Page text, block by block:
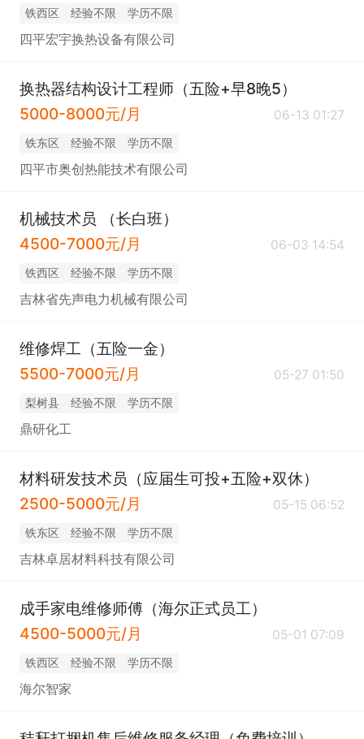
铁西区 经验不限 学历不限
四平宏宇换热设备有限公司
换热器结构设计工程师（五险+早8晚5）
5000-8000元/月
06-13 01:27
铁东区 经验不限 学历不限
四平市奥创热能技术有限公司
机械技术员 （长白班）
4500-7000元/月
06-03 14:54
铁西区 经验不限 学历不限
吉林省先声电力机械有限公司
维修焊工（五险一金）
5500-7000元/月
05-27 01:50
梨树县 经验不限 学历不限
鼎研化工
材料研发技术员（应届生可投+五险+双休）
2500-5000元/月
05-15 06:52
铁东区 经验不限 学历不限
吉林卓居材料科技有限公司
成手家电维修师傅（海尔正式员工）
4500-5000元/月
05-01 07:09
铁西区 经验不限 学历不限
海尔智家